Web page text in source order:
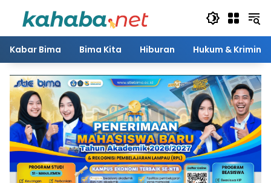
Kabar Bima Bima Kita Hiburan Hukum & Kriminal